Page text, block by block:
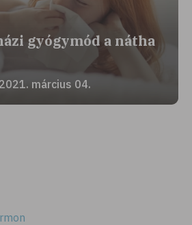
gyógymód a nátha
március 04.